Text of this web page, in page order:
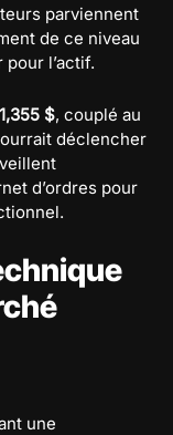
parviennent
de ce niveau
l’actif.
1,355 $, couplé au
déclencher
d’ordres pour
une